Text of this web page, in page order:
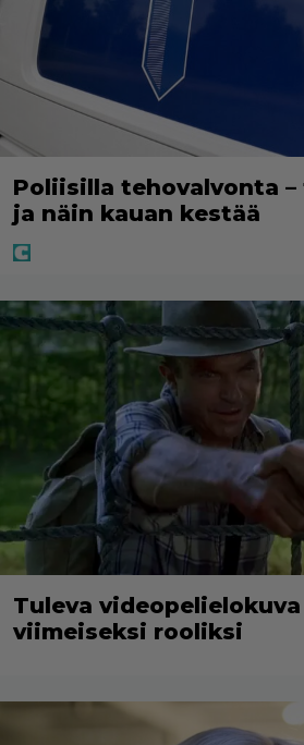
Poliisilla tehovalvonta
ja näin kauan kestää
Tuleva
viimeiseksi rooliksi